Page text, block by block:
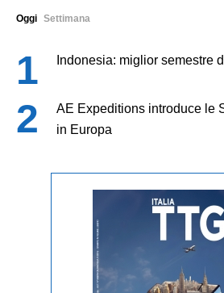
Oggi Settimana
Indonesia: miglior semestre
AE Expeditions introduce le
in Europa